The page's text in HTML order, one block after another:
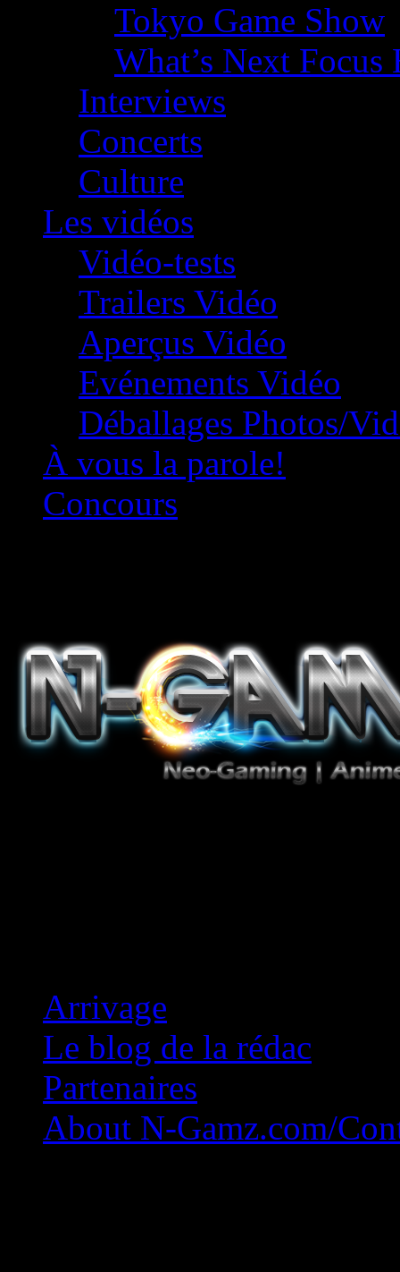
Tokyo Game Show
What’s Next
Interviews
Concerts
Culture
Les vidéos
Vidéo-tests
Trailers Vidéo
Aperçus Vidéo
Evénements Vidéo
Déballages Photos/
À vous la parole!
Concours
Arrivage
Le blog de la rédac
Partenaires
About N-Gamz.com/